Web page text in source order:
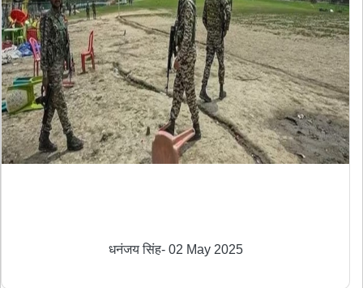
धनंजय सिंह- 02 May 2025